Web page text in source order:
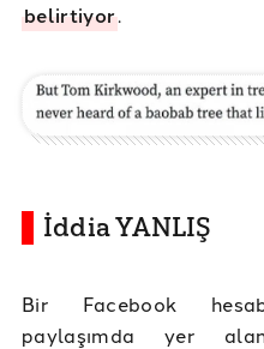
belirtiyor.
İddia YANLIŞ
Bir Facebook
paylaşımda yer